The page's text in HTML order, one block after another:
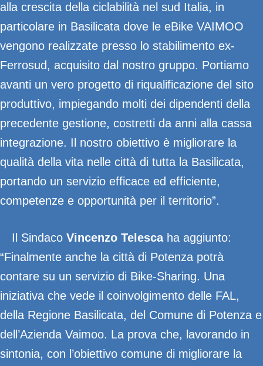
alla crescita della ciclabilità nel sud Italia, in
particolare in Basilicata dove le eBike VAIMOO
vengono realizzate presso lo stabilimento ex-
Ferrosud, acquisito dal nostro gruppo. Portiamo
avanti un vero progetto di riqualificazione del sito
produttivo, impiegando molti dei dipendenti della
precedente gestione, costretti da anni alla cassa
integrazione. Il nostro obiettivo è migliorare la
qualità della vita nelle città di tutta la Basilicata,
portando un servizio efficace ed efficiente,
competenze e opportunità per il territorio”.
Il Sindaco Vincenzo Telescaha aggiunto:
“Finalmente anche la città di Potenza potrà
contare su un servizio di Bike-Sharing. Una
iniziativa che vede il coinvolgimento delle FAL,
della Regione Basilicata, del Comune di Potenza e
dell’Azienda Vaimoo. La prova che, lavorando in
sintonia, con l’obiettivo comune di migliorare la